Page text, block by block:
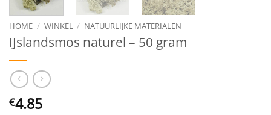
HOME / WINKEL / NATUURLIJKE MATERIALEN
IJslandsmos naturel – 50 gram
€4.85